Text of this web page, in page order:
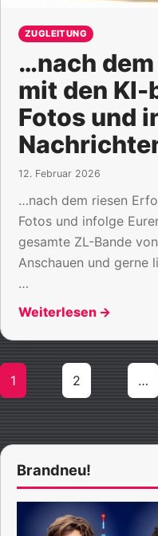
ZUGLEITUNG
…nach
mit den
Fotos und
12. Februar 2026
…nach dem riesen
Fotos und infolge
gesamte ZL-Bande
Anschauen und gerne
…
Weiterlesen →
Beiträge
1 2 …
Brandneu!